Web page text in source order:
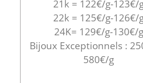
21k = 122€/g-123€/
22k = 125€/g-126€/
24K= 129€/g-130€/g
Bijoux Exceptionnels :
580€/g